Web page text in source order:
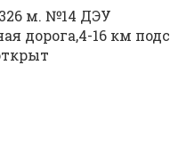
м. №14 ДЭУ
дорога,4-16 км